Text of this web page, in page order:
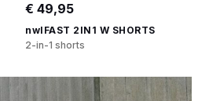
€ 49,95
nwlFAST 2IN1 W SHORTS
2-in-1 shorts